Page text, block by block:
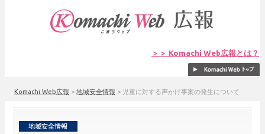
＞＞ Komachi Web広報とは？
Komachi Web広報 > 地域安全情報 > 児童に対する声かけ事案の発生について